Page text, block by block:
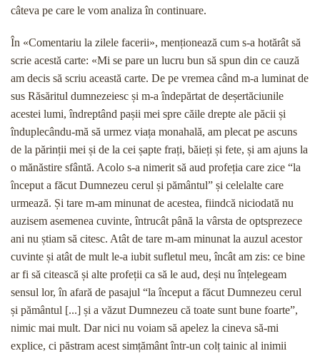
câteva pe care le vom analiza în continuare.
În «Comentariu la zilele facerii», menționează cum s-a hotărât să
scrie acestă carte: «Mi se pare un lucru bun să spun din ce cauză
am decis să scriu această carte. De pe vremea când m-a luminat de
sus Răsăritul dumnezeiesc și m-a îndepărtat de deșertăciunile
acestei lumi, îndreptând pașii mei spre căile drepte ale păcii și
înduplecându-mă să urmez viața monahală, am plecat pe ascuns
de la părinții mei și de la cei șapte frați, băieți și fete, și am ajuns la
o mănăstire sfântă. Acolo s-a nimerit să aud profeția care zice “la
început a făcut Dumnezeu cerul și pământul” și celelalte care
urmează. Și tare m-am minunat de acestea, fiindcă niciodată nu
auzisem asemenea cuvinte, întrucât până la vârsta de optsprezece
ani nu știam să citesc. Atât de tare m-am minunat la auzul acestor
cuvinte și atât de mult le-a iubit sufletul meu, încât am zis: ce bine
ar fi să citească și alte profeții ca să le aud, deși nu înțelegeam
sensul lor, în afară de pasajul “la început a făcut Dumnezeu cerul
și pământul [...] și a văzut Dumnezeu că toate sunt bune foarte”,
nimic mai mult. Dar nici nu voiam să apelez la cineva să-mi
explice, ci păstram acest simțământ într-un colț tainic al inimii